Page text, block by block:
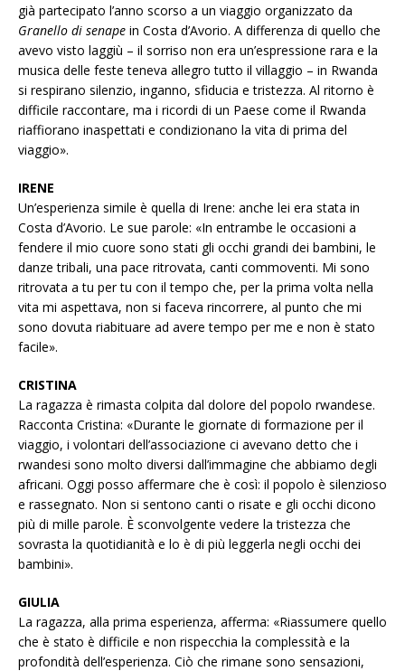
già partecipato l’anno scorso a un viaggio organizzato da
Granello di senape in Costa d’Avorio. A differenza di quello che
avevo visto laggiù – il sorriso non era un’espressione rara e la
musica delle feste teneva allegro tutto il villaggio – in Rwanda
si respirano silenzio, inganno, sfiducia e tristezza. Al ritorno è
difficile raccontare, ma i ricordi di un Paese come il Rwanda
riaffiorano inaspettati e condizionano la vita di prima del
viaggio».
IRENE
Un’esperienza simile è quella di Irene: anche lei era stata in
Costa d’Avorio. Le sue parole: «In entrambe le occasioni a
fendere il mio cuore sono stati gli occhi grandi dei bambini, le
danze tribali, una pace ritrovata, canti commoventi. Mi sono
ritrovata a tu per tu con il tempo che, per la prima volta nella
vita mi aspettava, non si faceva rincorrere, al punto che mi
sono dovuta riabituare ad avere tempo per me e non è stato
facile».
CRISTINA
La ragazza è rimasta colpita dal dolore del popolo rwandese.
Racconta Cristina: «Durante le giornate di formazione per il
viaggio, i volontari dell’associazione ci avevano detto che i
rwandesi sono molto diversi dall’immagine che abbiamo degli
africani. Oggi posso affermare che è così: il popolo è silenzioso
e rassegnato. Non si sentono canti o risate e gli occhi dicono
più di mille parole. È sconvolgente vedere la tristezza che
sovrasta la quotidianità e lo è di più leggerla negli occhi dei
bambini».
GIULIA
La ragazza, alla prima esperienza, afferma: «Riassumere quello
che è stato è difficile e non rispecchia la complessità e la
profondità dell’esperienza. Ciò che rimane sono sensazioni,